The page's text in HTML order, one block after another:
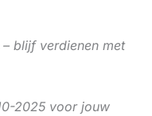
blijf verdienen met
2025 voor jouw